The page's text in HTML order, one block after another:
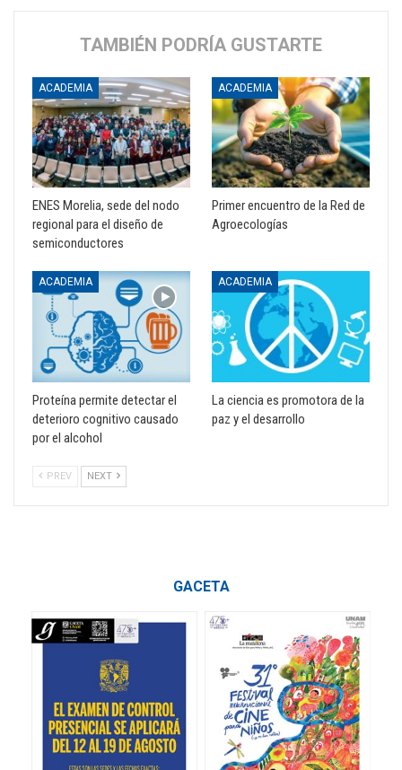
TAMBIÉN PODRÍA GUSTARTE
ACADEMIA
ENES Morelia, sede del nodo
regional para el diseño de
semiconductores
ACADEMIA
Primer encuentro de la Red de
Agroecologías
ACADEMIA
Proteína permite detectar el
deterioro cognitivo causado
por el alcohol
ACADEMIA
La ciencia es promotora de la
paz y el desarrollo
PREV NEXT
GACETA